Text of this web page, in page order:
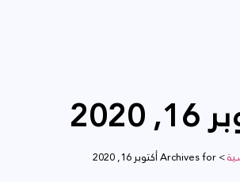
>Archives for أكتوبر 16, 2020